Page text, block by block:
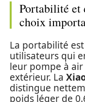
Portabilité et
choix
La portabilité
utilisateurs qui
leur pompe à
extérieur. La
distingue
poids léger de